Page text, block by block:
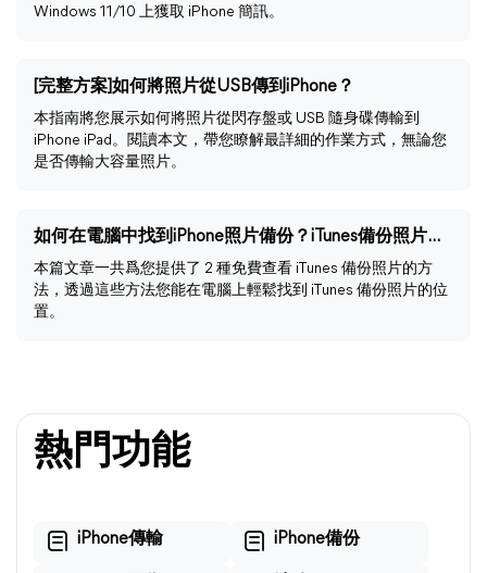
Windows 11/10 上獲取 iPhone 簡訊。
[完整方案]如何將照片從USB傳到iPhone？
本指南將您展示如何將照片從閃存盤或 USB 隨身碟傳輸到
iPhone iPad。閱讀本文，帶您瞭解最詳細的作業方式，無論您
是否傳輸大容量照片。
如何在電腦中找到iPhone照片備份？iTunes備份照片怎麼看？
本篇文章一共爲您提供了 2 種免費查看 iTunes 備份照片的方
法，透過這些方法您能在電腦上輕鬆找到 iTunes 備份照片的位
置。
熱門功能
iPhone傳輸 iPhone備份